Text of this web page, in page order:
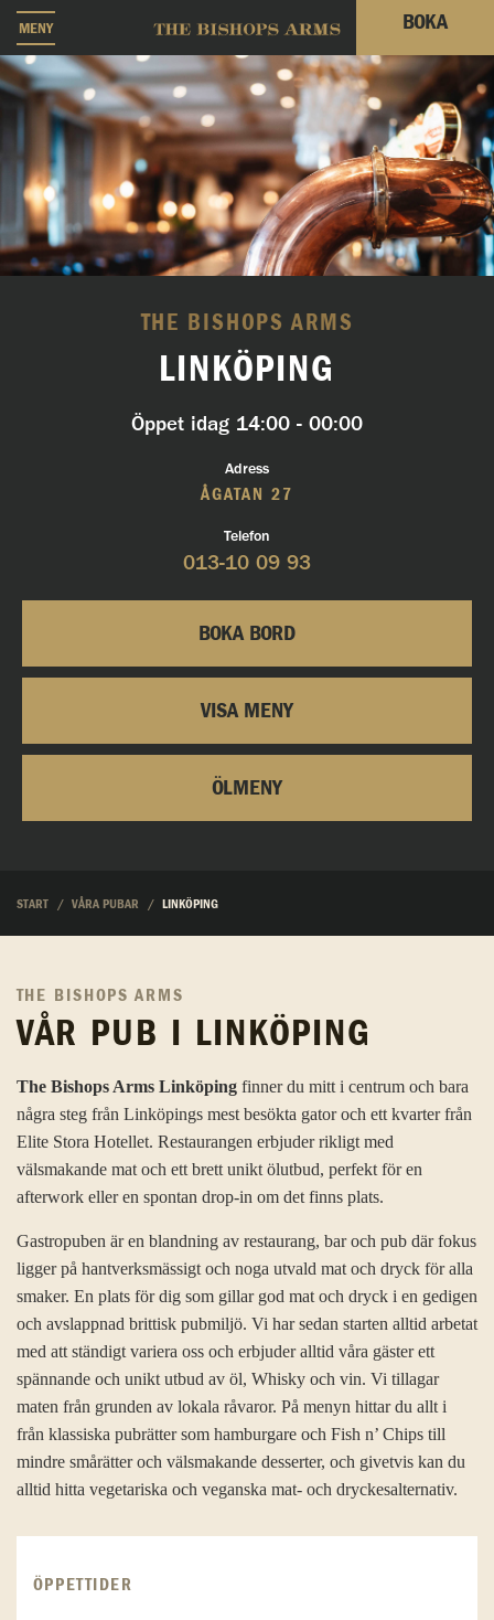
MENY BOKA
THE BISHOPS ARMS
LINKÖPING
Öppet idag 14:00 - 00:00
Adress
ÅGATAN 27
Telefon
013-10 09 93
BOKA BORD
VISA MENY
ÖLMENY
START VÅRA PUBAR LINKÖPING
THE BISHOPS ARMS
VÅR PUB I LINKÖPING
The Bishops Arms Linköping finner du mitt i centrum och bara
några steg från Linköpings mest besökta gator och ett kvarter från
Elite Stora Hotellet. Restaurangen erbjuder rikligt med
välsmakande mat och ett brett unikt ölutbud, perfekt för en
afterwork eller en spontan drop-in om det finns plats.
Gastropuben är en blandning av restaurang, bar och pub där fokus
ligger på hantverksmässigt och noga utvald mat och dryck för alla
smaker. En plats för dig som gillar god mat och dryck i en gedigen
och avslappnad brittisk pubmiljö. Vi har sedan starten alltid arbetat
med att ständigt variera oss och erbjuder alltid våra gäster ett
spännande och unikt utbud av öl, Whisky och vin. Vi tillagar
maten från grunden av lokala råvaror. På menyn hittar du allt i
från klassiska pubrätter som hamburgare och Fish n’ Chips till
mindre smårätter och välsmakande desserter, och givetvis kan du
alltid hitta vegetariska och veganska mat- och dryckesalternativ.
ÖPPETTIDER